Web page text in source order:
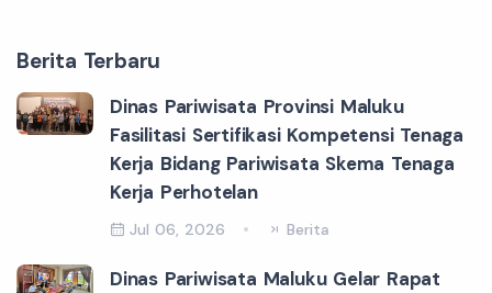
Berita Terbaru
Dinas Pariwisata Provinsi Maluku
Fasilitasi Sertifikasi Kompetensi Tenaga
Kerja Bidang Pariwisata Skema Tenaga
Kerja Perhotelan
Jul 06, 2026 Berita
Dinas Pariwisata Maluku Gelar Rapat